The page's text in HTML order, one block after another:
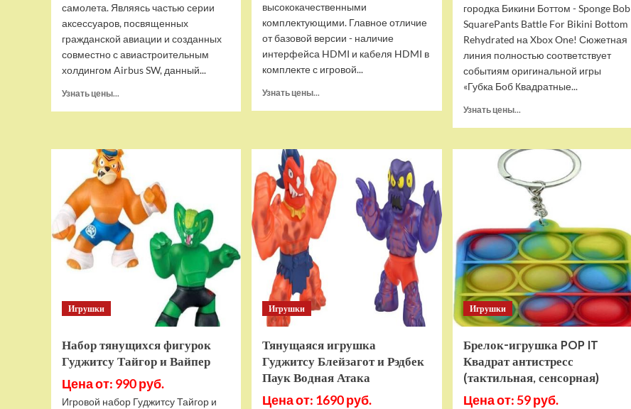
самолета. Являясь частью серии
аксессуаров, посвященных
гражданской авиации и созданных
совместно с авиастроительным
холдингом Airbus SW, данный...
Узнать цены...
Thrustmaster
TCA
Quadrant
Add-
on
Airbus
Edition
ww
высококачественными
комплектующими. Главное отличие
от базовой версии - наличие
интерфейса HDMI и кабеля HDMI в
комплекте с игровой...
Узнать цены...
Hamy
5
(505-
в-1)
HDMI
GTA
городка Бикини Боттом - Sponge Bob
SquarePants Battle For Bikini Bottom
Rehydrated на Xbox One! Сюжетная
линия полностью соответствует
событиям оригинальной игры
«Губка Боб Квадратные...
Узнать цены...
Игра
SquarePants
Battle
Bikini
Bottom
Rehydrated
(XBOX
One,
русская
версия)
Игрушки
Набор тянущихся фигурок
Гуджитсу Тайгор и Вайпер
Цена от: 990 руб.
Игровой набор Гуджитсу Тайгор и
Игрушки
Тянущаяся игрушка
Гуджитсу Блейзагот и Рэдбек
Паук Водная Атака
Цена от: 1690 руб.
Игрушки
Брелок-игрушка POP IT
Квадрат антистресс
(тактильная, сенсорная)
Цена от: 59 руб.